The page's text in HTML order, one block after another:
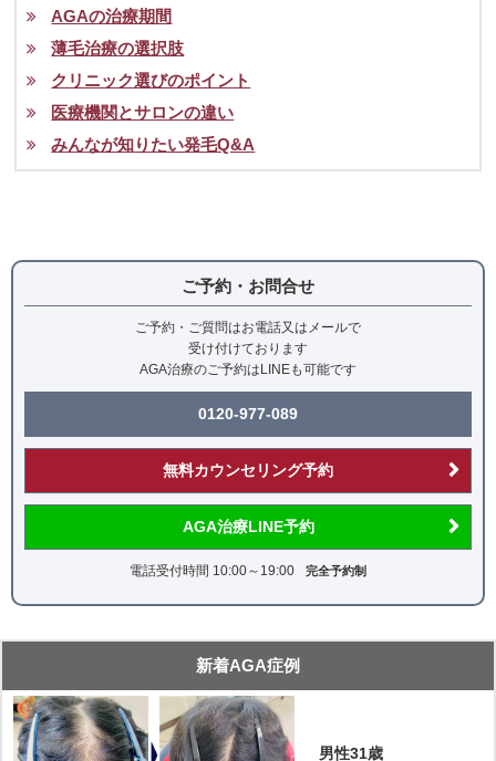
AGAの治療期間
薄毛治療の選択肢
クリニック選びのポイント
医療機関とサロンの違い
みんなが知りたい発毛Q&A
ご予約・お問合せ
ご予約・ご質問はお電話又はメールで
受け付けております
AGA治療のご予約はLINEも可能です
0120-977-089
無料カウンセリング予約
AGA治療LINE予約
電話受付時間 10:00～19:00 完全予約制
新着AGA症例
男性31歳